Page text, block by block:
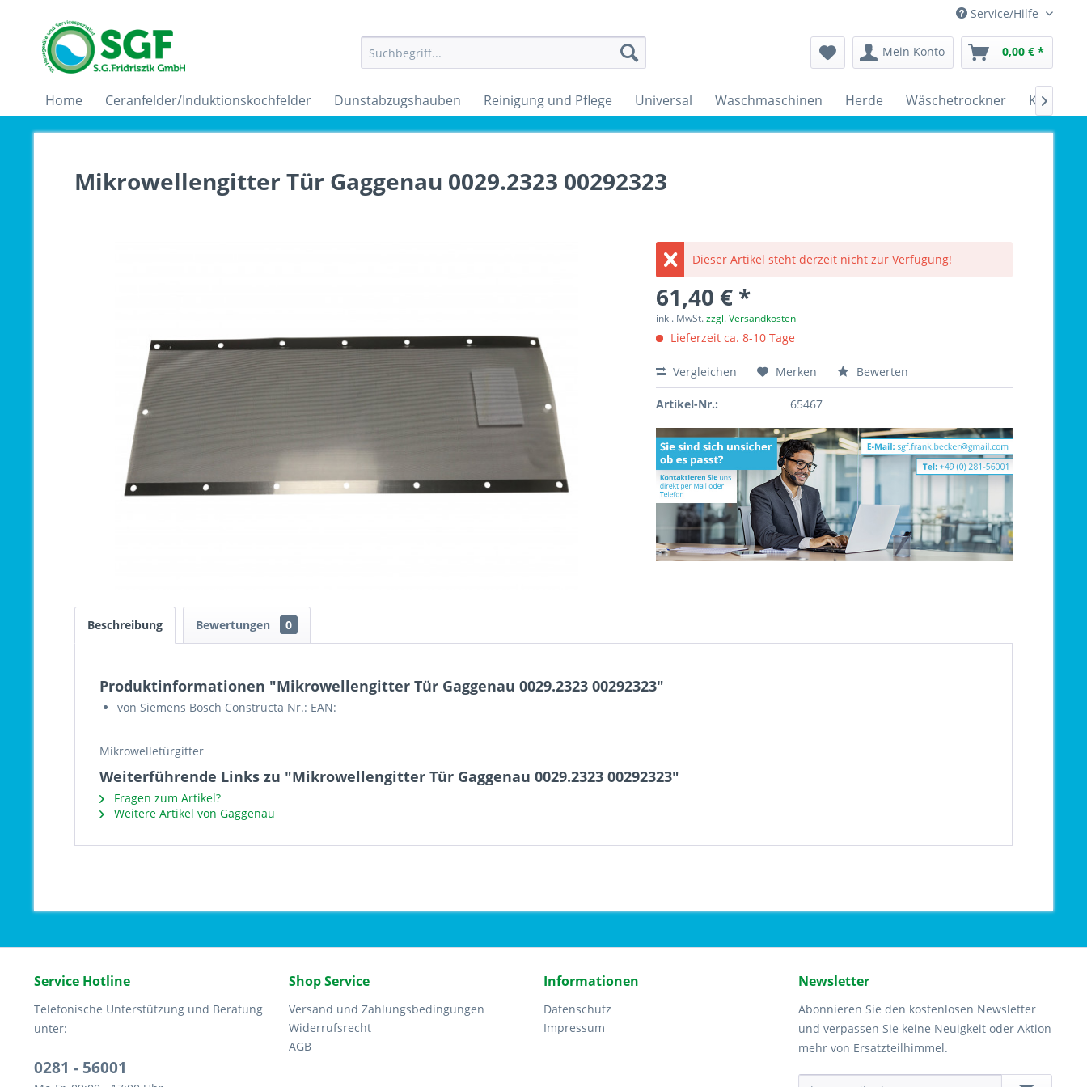
Service/Hilfe
Mein Konto 0,00 € *
Home Ceranfelder/Induktionskochfelder Dunstabzugshauben Reinigung und Pflege Universal Waschmaschinen Herde Wäschetrockner 
Mikrowellengitter Tür Gaggenau 0029.2323 00292323
Dieser Artikel steht derzeit nicht zur Verfügung!
61,40 € *
inkl. MwSt.zzgl. Versandkosten
Lieferzeit ca. 8-10 Tage
Vergleichen Merken Bewerten
Artikel-Nr.: 65467
Beschreibung Bewertungen 0
Produktinformationen "Mikrowellengitter Tür Gaggenau 0029.2323 00292323"
von Siemens Bosch Constructa Nr.: EAN:
Mikrowelletürgitter
Weiterführende Links zu "Mikrowellengitter Tür Gaggenau 0029.2323 00292323"
Fragen zum Artikel?
Weitere Artikel von Gaggenau
Service Hotline
Telefonische Unterstützung und Beratung
unter:
0281 - 56001
Shop Service
Versand und Zahlungsbedingungen
Widerrufsrecht
AGB
Informationen
Datenschutz
Impressum
Newsletter
Abonnieren Sie den kostenlosen Newsletter
und verpassen Sie keine Neuigkeit oder Aktion
mehr von Ersatzteilhimmel.